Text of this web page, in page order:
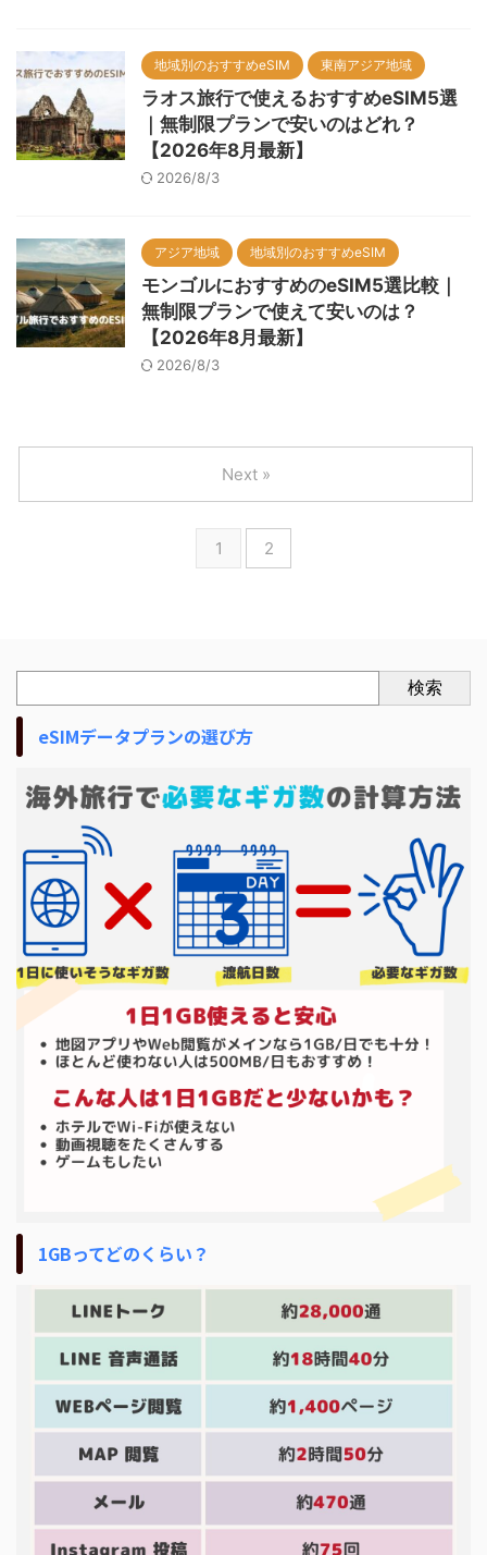
地域別のおすすめeSIM 東南アジア地域
ラオス旅行で使えるおすすめeSIM5選
｜無制限プランで安いのはどれ？
【2026年8月最新】
2026/8/3
アジア地域 地域別のおすすめeSIM
モンゴルにおすすめのeSIM5選比較｜
無制限プランで使えて安いのは？
【2026年8月最新】
2026/8/3
1 2
Next »
検索
eSIMデータプランの選び方
1GBってどのくらい？